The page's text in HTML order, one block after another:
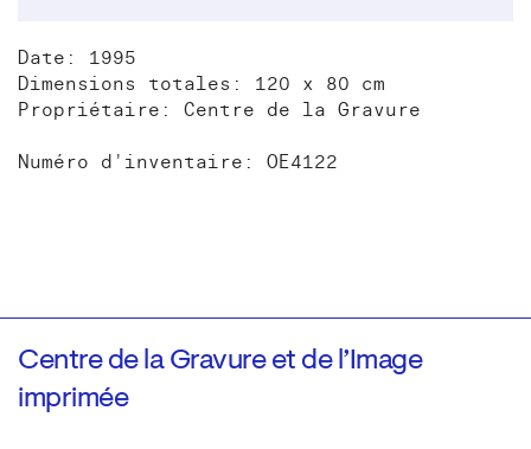
Date: 1995
Dimensions totales: 120 x 80 cm
Propriétaire: Centre de la Gravure
Numéro d'inventaire: OE4122
Centre de la Gravure et de l’Image
imprimée